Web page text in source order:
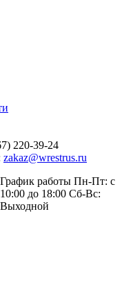
220-39-24
zakaz@wrestrus.ru
График работы Пн-Пт: с
10:00 до 18:00 Сб-Вс:
Выходной